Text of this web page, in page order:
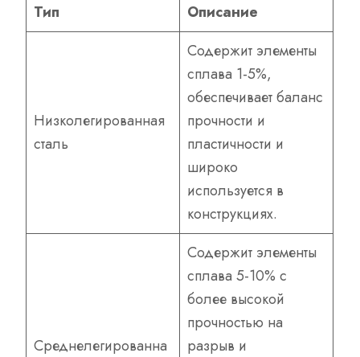
Тип Описание
Низколегированная
сталь
Содержит элементы
сплава 1-5%,
обеспечивает баланс
прочности и
пластичности и
широко
используется в
конструкциях.
Среднелегированна
Содержит элементы
сплава 5-10% с
более высокой
прочностью на
разрыв и